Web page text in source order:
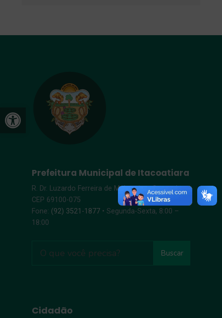
Open toolbar
Prefeitura Municipal de Itacoatiara
R. Dr. Luzardo Ferreira de Melo, s/n – Centro |
CEP 69100-075
Fone: (92) 3521-1877 • Segunda-Sexta, 8:00 –
18:00
Buscar
Cidadão